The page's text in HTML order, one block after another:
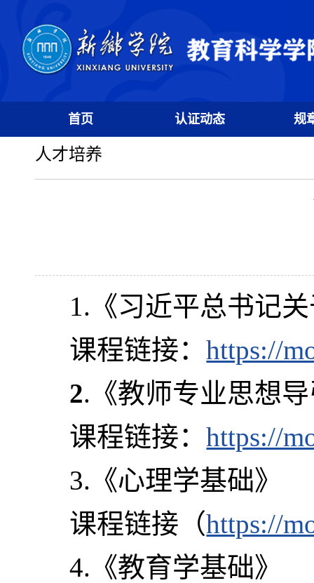
首页 认证动态 规
人才培养
1.《习近平总书记
课程链接：https://
2.《教师专业思想
课程链接：https://
3.《心理学基础》
课程链接（https://
4.《教育学基础》